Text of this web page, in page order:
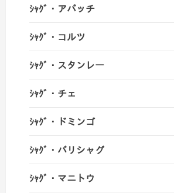
ｼｬｸﾞ・アパッチ
ｼｬｸﾞ・コルツ
ｼｬｸﾞ・スタンレー
ｼｬｸﾞ・チェ
ｼｬｸﾞ・ドミンゴ
ｼｬｸﾞ・バリシャグ
ｼｬｸﾞ・マニトウ